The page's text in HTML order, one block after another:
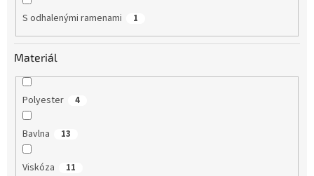
S odhalenými ramenami 1
Materiál
Polyester 4
Bavlna 13
Viskóza 11